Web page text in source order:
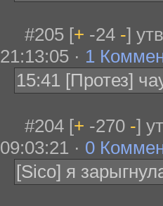
#205 [+ -24 -]
21:13:05 · 1
15:41 [Протез]
#204 [+ -270 -]
09:03:21 · 0
[Sico] я